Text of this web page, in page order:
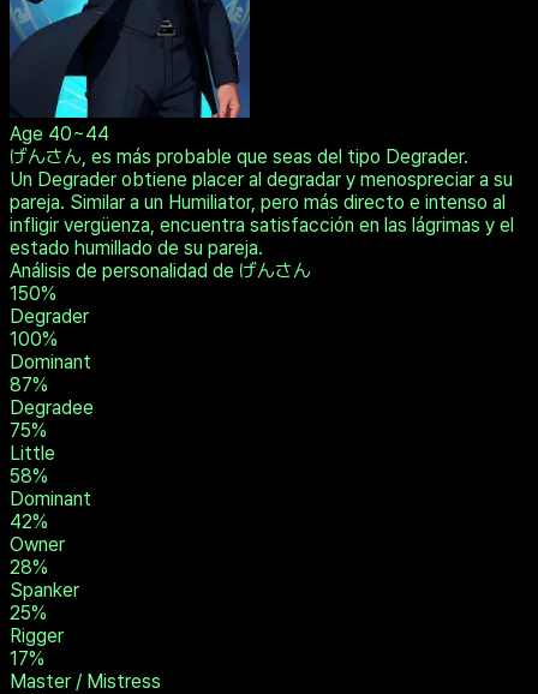
Age 40~44
げんさん, es más probable que seas del tipo Degrader.
Un Degrader obtiene placer al degradar y menospreciar a su
pareja. Similar a un Humiliator, pero más directo e intenso al
infligir vergüenza, encuentra satisfacción en las lágrimas y el
estado humillado de su pareja.
Análisis de personalidad de げんさん
150%
Degrader
100%
Dominant
87%
Degradee
75%
Little
58%
Dominant
42%
Owner
28%
Spanker
25%
Rigger
17%
Master / Mistress